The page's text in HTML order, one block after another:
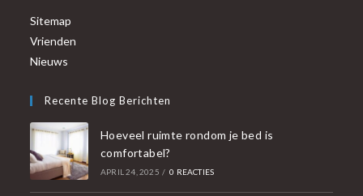
Sitemap
Vrienden
Nieuws
Recente Blog Berichten
Hoeveel ruimte rondom je bed is
comfortabel?
APRIL 24, 2025 / 0 REACTIES